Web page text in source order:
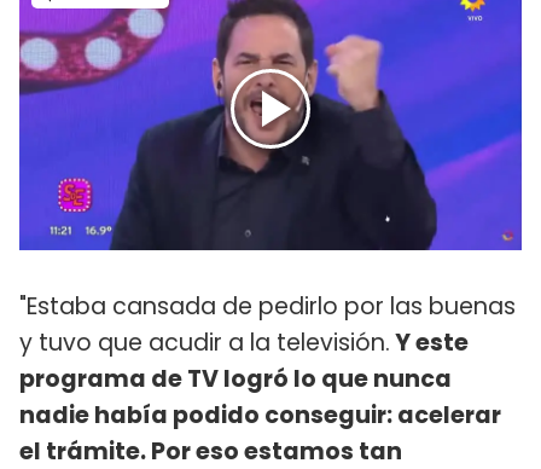
"Estaba cansada de pedirlo por las buenas
y tuvo que acudir a la televisión.Y este
programa de TV logró lo que nunca
nadie había podido conseguir: acelerar
el trámite. Por eso estamos tan